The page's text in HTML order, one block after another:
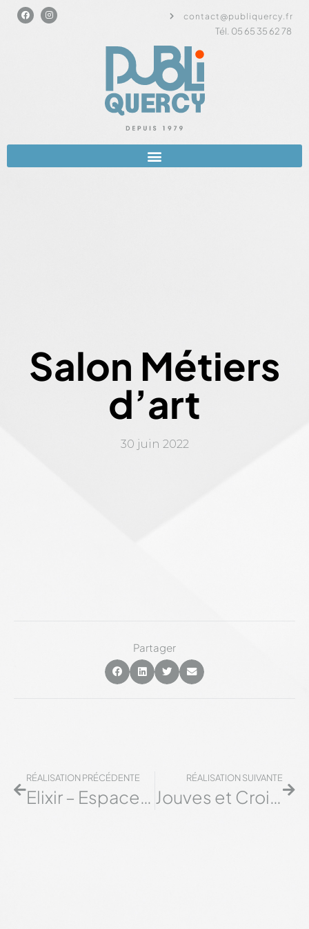
contact@publiquercy.fr
Tél. 05 65 35 62 78
Salon Métiers
d’art
30 juin 2022
Partager
RÉALISATION PRÉCÉDENTE
Elixir – Espace bien-être
RÉALISATION SUIVANTE
Jouves et Croisilles